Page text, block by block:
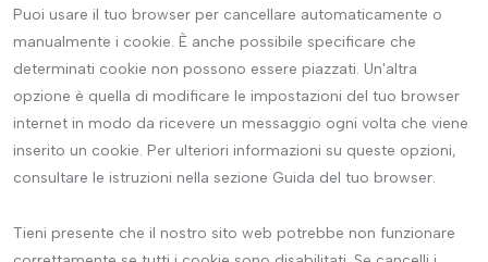
Puoi usare il tuo browser per cancellare automaticamente o
manualmente i cookie. È anche possibile specificare che
determinati cookie non possono essere piazzati. Un'altra
opzione è quella di modificare le impostazioni del tuo browser
internet in modo da ricevere un messaggio ogni volta che viene
inserito un cookie. Per ulteriori informazioni su queste opzioni,
consultare le istruzioni nella sezione Guida del tuo browser.
Tieni presente che il nostro sito web potrebbe non funzionare